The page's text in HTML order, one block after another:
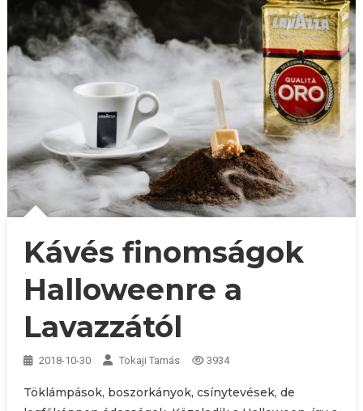
Kávés finomságok
Halloweenre a
Lavazzától
2018-10-30 Tokaji Tamás 3934
Töklámpások, boszorkányok, csínytevések, de